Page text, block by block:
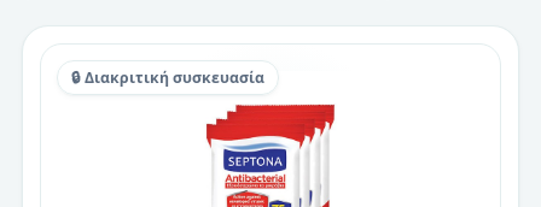
🔒 Διακριτική συσκευασία